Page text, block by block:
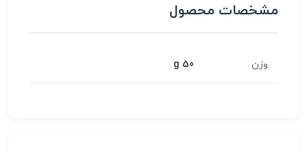
مشخصات محصول
وزن 50 g